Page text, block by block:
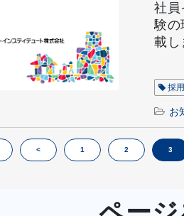
社員
験の
載し
採
お
< 1 2 3